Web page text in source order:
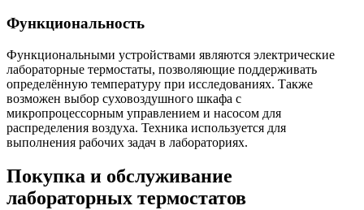
Функциональность
Функциональными устройствами являются электрические
лабораторные термостаты, позволяющие поддерживать
определённую температуру при исследованиях. Также
возможен выбор суховоздушного шкафа с
микропроцессорным управлением и насосом для
распределения воздуха. Техника используется для
выполнения рабочих задач в лабораториях.
Покупка и обслуживание
лабораторных термостатов